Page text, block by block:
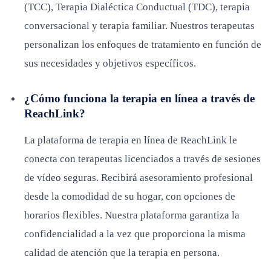
(TCC), Terapia Dialéctica Conductual (TDC), terapia
conversacional y terapia familiar. Nuestros terapeutas
personalizan los enfoques de tratamiento en función de
sus necesidades y objetivos específicos.
¿Cómo funciona la terapia en línea a través de
ReachLink?
La plataforma de terapia en línea de ReachLink le
conecta con terapeutas licenciados a través de sesiones
de vídeo seguras. Recibirá asesoramiento profesional
desde la comodidad de su hogar, con opciones de
horarios flexibles. Nuestra plataforma garantiza la
confidencialidad a la vez que proporciona la misma
calidad de atención que la terapia en persona.